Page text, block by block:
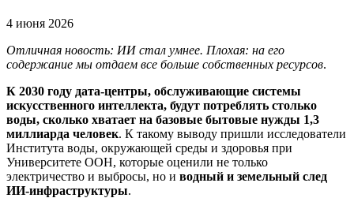
4 июня 2026
Отличная новость: ИИ стал умнее. Плохая: на его
содержание мы отдаем все больше собственных ресурсов.
К 2030 году дата-центры, обслуживающие системы
искусственного интеллекта, будут потреблять столько
воды, сколько хватает на базовые бытовые нужды 1,3
миллиарда человек. К такому выводу пришли исследователи
Института воды, окружающей среды и здоровья при
Университете ООН, которые оценили не только
электричество и выбросы, но и водный и земельный след
ИИ-инфраструктуры.